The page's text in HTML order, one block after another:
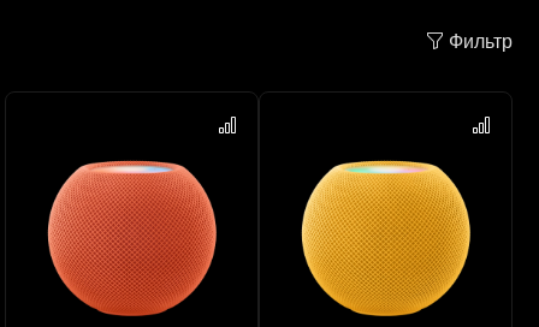
Фильтр